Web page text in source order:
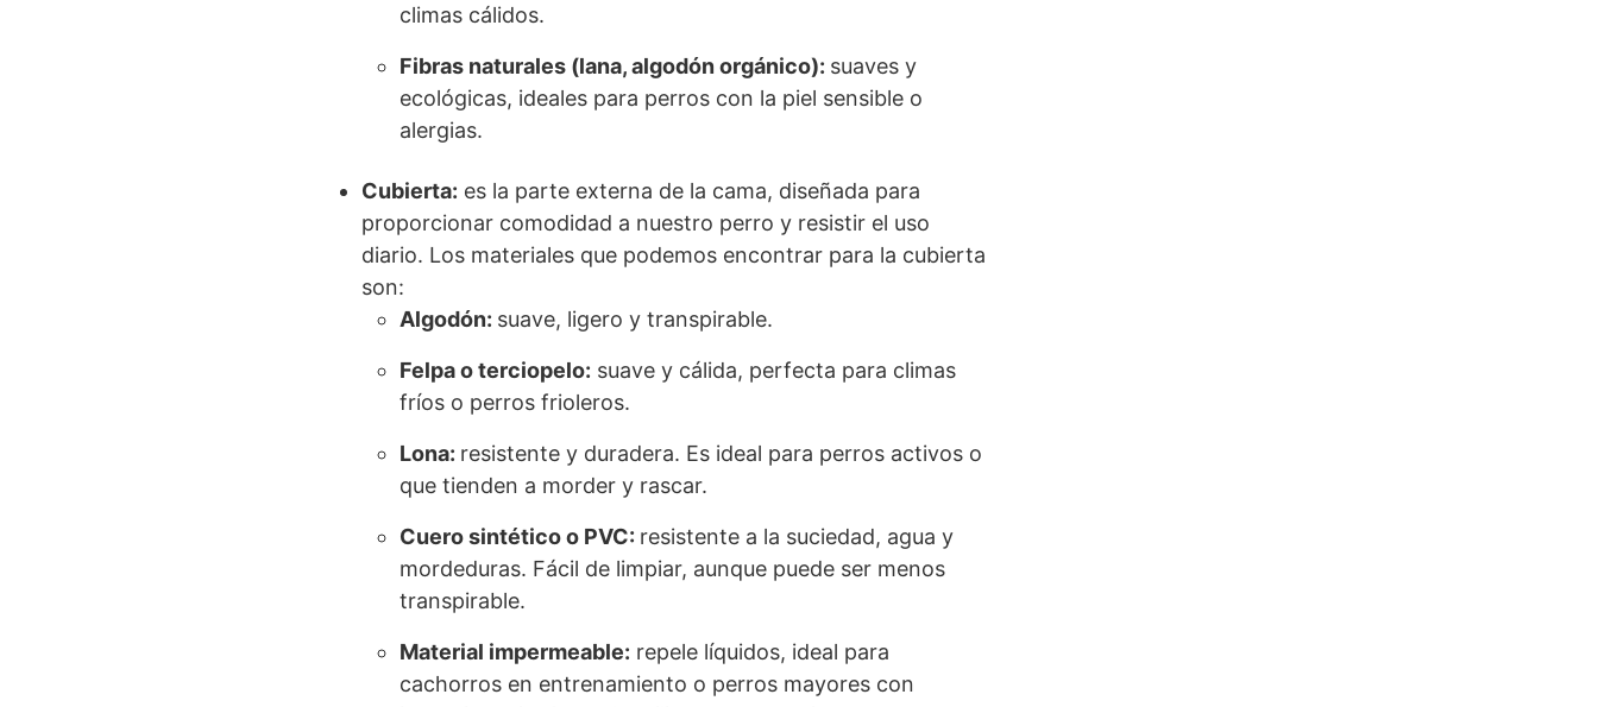
climas cálidos.
Fibras naturales (lana, algodón orgánico): suaves y
ecológicas, ideales para perros con la piel sensible o
alergias.
Cubierta: es la parte externa de la cama, diseñada para
proporcionar comodidad a nuestro perro y resistir el uso
diario. Los materiales que podemos encontrar para la cubierta
son:
Algodón: suave, ligero y transpirable.
Felpa o terciopelo: suave y cálida, perfecta para climas
fríos o perros frioleros.
Lona: resistente y duradera. Es ideal para perros activos o
que tienden a morder y rascar.
Cuero sintético o PVC: resistente a la suciedad, agua y
mordeduras. Fácil de limpiar, aunque puede ser menos
transpirable.
Material impermeable: repele líquidos, ideal para
cachorros en entrenamiento o perros mayores con